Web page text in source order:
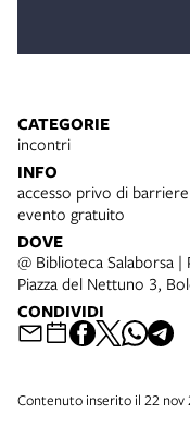
CATEGORIE
incontri
INFO
accesso privo di barriere
evento gratuito
DOVE
@ Biblioteca Salaborsa |
Piazza del Nettuno 3,
CONDIVIDI
Contenuto inserito il 22